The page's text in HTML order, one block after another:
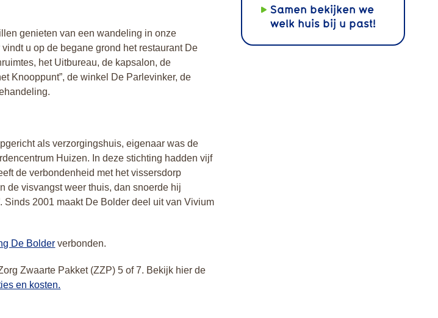
genieten van een wandeling in onze
u op de begane grond het restaurant De
het Uitbureau, de kapsalon, de
Knooppunt”, de winkel De Parlevinker, de
als verzorgingshuis, eigenaar was de
Huizen. In deze stichting hadden vijf
de verbondenheid met het vissersdorp
de visvangst weer thuis, dan snoerde hij
Sinds 2001 maakt De Bolder deel uit van Vivium
De Bolder verbonden.
Zwaarte Pakket (ZZP) 5 of 7. Bekijk hier de
en kosten.
Samen bekijken we
welk huis bij u past!